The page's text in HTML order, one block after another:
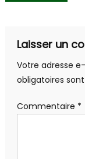
l’article
Laisser un
Votre adresse
obligatoires
Commentaire *